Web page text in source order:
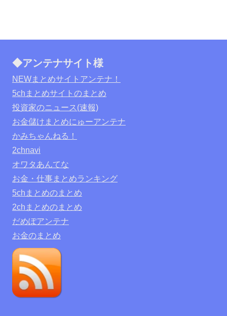
◆アンテナサイト様
NEWまとめサイトアンテナ！
5chまとめサイトのまとめ
投資家のニュース(速報)
お金儲けまとめにゅーアンテナ
かみちゃんねる！
2chnavi
オワタあんてな
お金・仕事まとめランキング
5chまとめのまとめ
2chまとめのまとめ
だめぽアンテナ
お金のまとめ